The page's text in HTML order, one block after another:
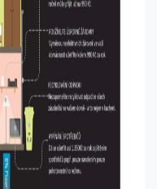
webu na
základě
toho, jak
je web
používán.
Experience
Aby naše
webové
stránky
fungovaly